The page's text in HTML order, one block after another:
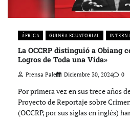
ÁFRICA GUINEA ECUATORIAL
La OCCRP distinguió a Obiang
Logros de Toda una Vida»
Prensa Pale Diciembre 30, 2024 0
Por primera vez en sus trece años
Proyecto de Reportaje sobre
(OCCRP, por sus siglas en inglés)